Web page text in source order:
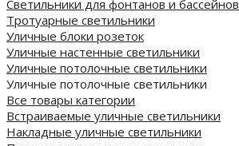
Светильники для фонтанов и бассейнов
Тротуарные светильники
Уличные блоки розеток
Уличные настенные светильники
Уличные потолочные светильники
Уличные потолочные светильники
Все товары категории
Встраиваемые уличные светильники
Накладные уличные светильники